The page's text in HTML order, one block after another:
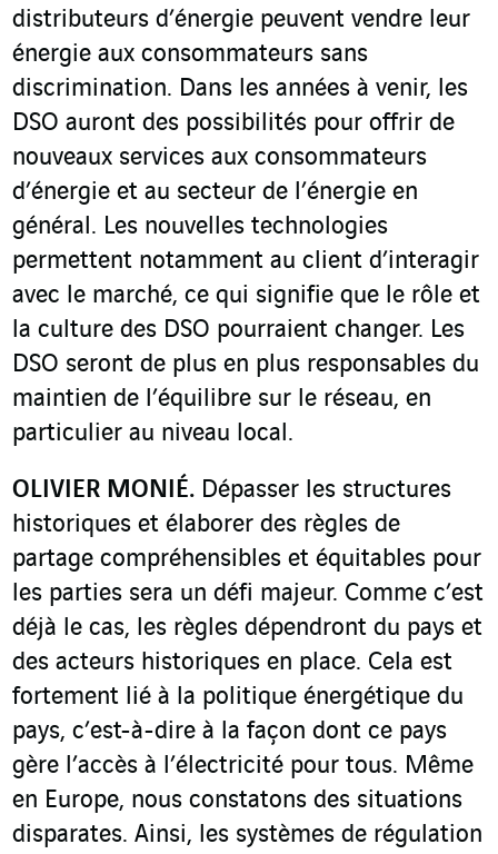
distributeurs d’énergie peuvent vendre leur
énergie aux consommateurs sans
discrimination. Dans les années à venir, les
DSO auront des possibilités pour offrir de
nouveaux services aux consommateurs
d’énergie et au secteur de l’énergie en
général. Les nouvelles technologies
permettent notamment au client d’interagir
avec le marché, ce qui signifie que le rôle et
la culture des DSO pourraient changer. Les
DSO seront de plus en plus responsables du
maintien de l’équilibre sur le réseau, en
particulier au niveau local.
OLIVIER MONI É. Dépasser les structures
historiques et élaborer des règles de
partage compréhensibles et équitables pour
les parties sera un défi majeur. Comme c’est
déjà le cas, les règles dépendront du pays et
des acteurs historiques en place. Cela est
fortement lié à la politique énergétique du
pays, c’est-à-dire à la façon dont ce pays
gère l’accès à l’électricité pour tous. Même
en Europe, nous constatons des situations
disparates. Ainsi, les systèmes de régulation